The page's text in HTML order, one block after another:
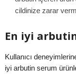
cildinize zarar
En iyi
Kullanıcı
iyi arbutin serum